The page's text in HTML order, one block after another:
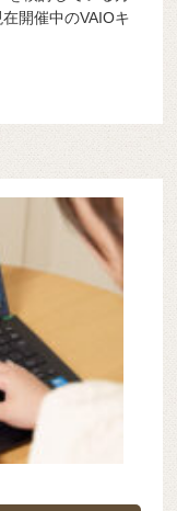
開催中のVAIOキ